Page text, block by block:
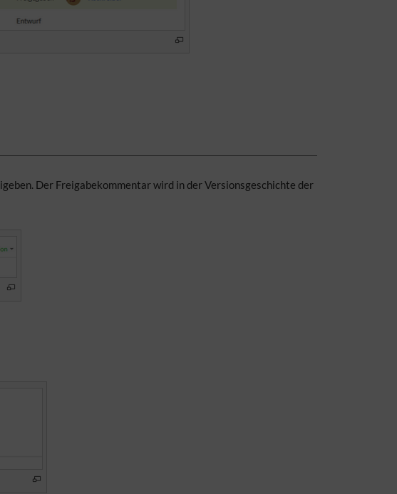
Der Freigabekommentar wird in der Versionsgeschichte der